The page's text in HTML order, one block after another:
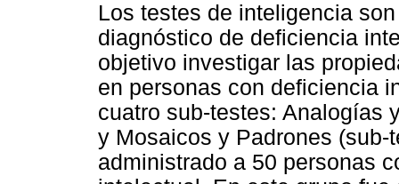
Los testes de inteligencia
diagnóstico de deficiencia
objetivo investigar las
en personas con deficiencia
cuatro sub-testes: Analogías
y Mosaicos y Padrones
administrado a 50 personas